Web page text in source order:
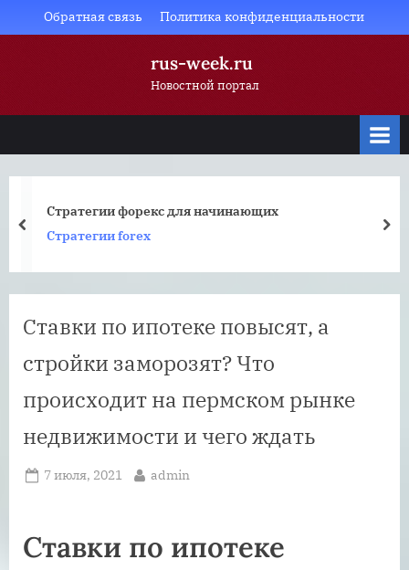
to
Обратная связь Политика конфиденциальности
rus-week.ru
Новостной портал
Стратегии форекс для начинающих
Стратегии forex
prev
Ставки по ипотеке повысят, а
стройки заморозят? Что
происходит на пермском рынке
недвижимости и чего ждать
Posted
7 июля, 2021 By
admin
Ставки по ипотеке